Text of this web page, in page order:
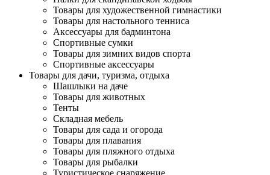
Товары для художественной гимнастики
Товары для настольного тенниса
Аксессуары для бадминтона
Спортивные сумки
Товары для зимних видов спорта
Спортивные аксессуары
Товары для дачи, туризма, отдыха
Шашлыки на даче
Товары для животных
Тенты
Складная мебель
Товары для сада и огорода
Товары для плавания
Товары для пляжного отдыха
Товары для рыбалки
Туристическое снаряжение